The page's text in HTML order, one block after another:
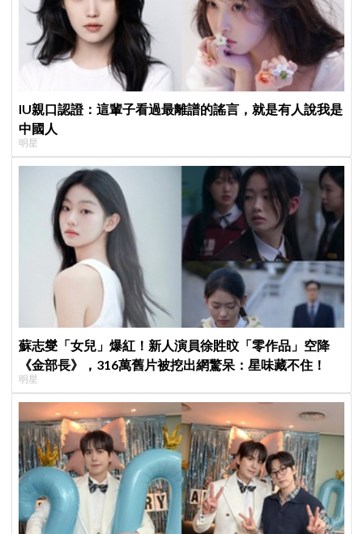
IU親口認證：這輩子看過最離譜的謠言，就是有人說我是
中國人
明星
蘇志燮「女兒」爆紅！新人演員徐貹旼「零作品」空降
《金部長》，316萬舊片被挖出網驚呆：星味藏不住！
明星